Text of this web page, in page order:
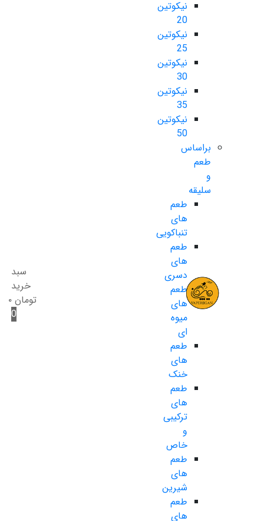
نیکوتین
20
نیکوتین
25
نیکوتین
30
نیکوتین
35
نیکوتین
50
براساس
طعم
و
سلیقه
طعم
های
تنباکویی
طعم
های
دسری
طعم
های
میوه
ای
طعم
های
خنک
طعم
های
ترکیبی
و
خاص
طعم
های
شیرین
طعم
های
سبد
خرید
تومان ۰
0